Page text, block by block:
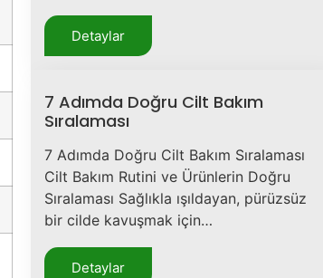
Detaylar
7 Adımda Doğru Cilt Bakım
Sıralaması
7 Adımda Doğru Cilt Bakım Sıralaması
Cilt Bakım Rutini ve Ürünlerin Doğru
Sıralaması Sağlıkla ışıldayan, pürüzsüz
bir cilde kavuşmak için…
Detaylar